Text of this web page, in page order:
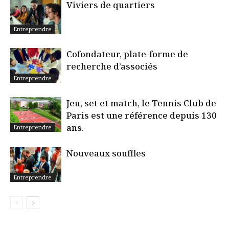
Entreprendre
Viviers de quartiers
Entreprendre
Cofondateur, plate-forme de
recherche d’associés
Entreprendre
Jeu, set et match, le Tennis Club de
Paris est une référence depuis 130
ans.
Entreprendre
Nouveaux souffles